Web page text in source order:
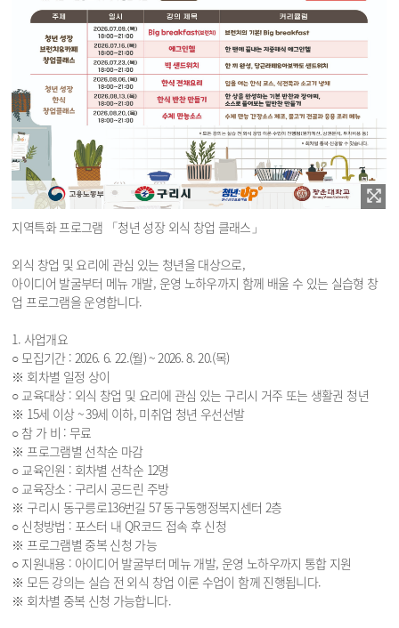
지역특화 프로그램 「청년 성장 외식 창업 클래스」
외식 창업 및 요리에 관심 있는 청년을 대상으로,
아이디어 발굴부터 메뉴 개발, 운영 노하우까지 함께 배울 수 있는 실습형 창
업 프로그램을 운영합니다.
1. 사업개요
○ 모집기간 : 2026. 6. 22.(월) ~ 2026. 8. 20.(목)
※ 회차별 일정 상이
○ 교육대상 : 외식 창업 및 요리에 관심 있는 구리시 거주 또는 생활권 청년
※ 15세 이상 ~ 39세 이하, 미취업 청년 우선선발
○ 참 가 비 : 무료
※ 프로그램별 선착순 마감
○ 교육인원 : 회차별 선착순 12명
○ 교육장소 : 구리시 공드린 주방
※ 구리시 동구릉로136번길 57 동구동행정복지센터 2층
○ 신청방법 : 포스터 내 QR코드 접속 후 신청
※ 프로그램별 중복 신청 가능
○ 지원내용 : 아이디어 발굴부터 메뉴 개발, 운영 노하우까지 통합 지원
※ 모든 강의는 실습 전 외식 창업 이론 수업이 함께 진행됩니다.
※ 회차별 중복 신청 가능합니다.